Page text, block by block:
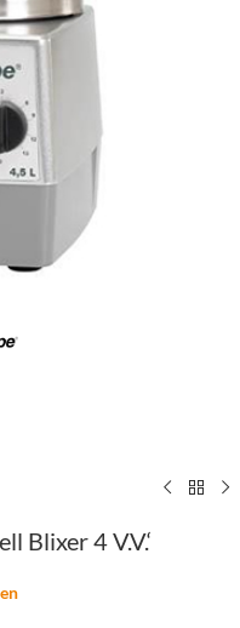
Blixer 4 V.V.‘